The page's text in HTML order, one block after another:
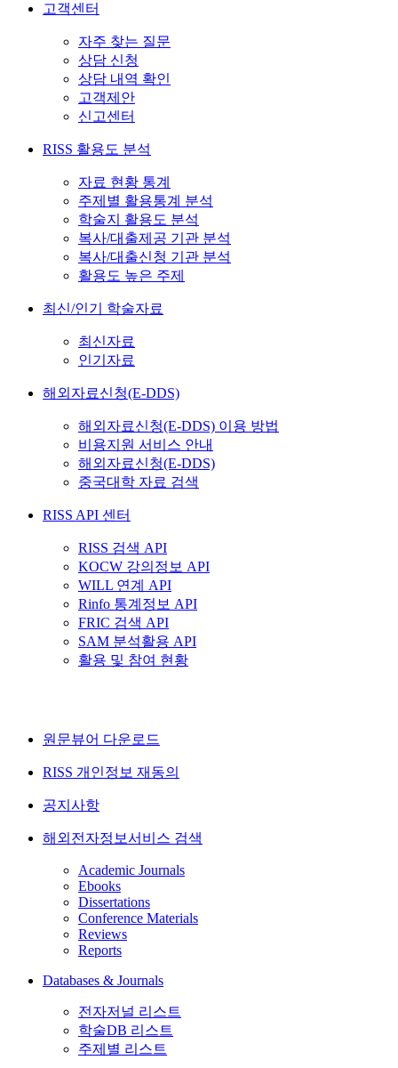
고객센터
자주 찾는 질문
상담 신청
상담 내역 확인
고객제안
신고센터
RISS 활용도 분석
자료 현황 통계
주제별 활용통계 분석
학술지 활용도 분석
복사/대출제공 기관 분석
복사/대출신청 기관 분석
활용도 높은 주제
최신/인기 학술자료
최신자료
인기자료
해외자료신청(E-DDS)
해외자료신청(E-DDS) 이용 방법
비용지원 서비스 안내
해외자료신청(E-DDS)
중국대학 자료 검색
RISS API 센터
RISS 검색 API
KOCW 강의정보 API
WILL 연계 API
Rinfo 통계정보 API
FRIC 검색 API
SAM 분석활용 API
활용 및 참여 현황
원문뷰어 다운로드
RISS 개인정보 재동의
공지사항
해외전자정보서비스 검색
Academic Journals
Ebooks
Dissertations
Conference Materials
Reviews
Reports
Databases & Journals
전자저널 리스트
학술DB 리스트
주제별 리스트